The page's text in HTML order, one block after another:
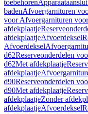
toebehoren
badenAfvoergarnituren
voor Afvoergarnituren
afdekplaatje
afdekplaatjeAfvoerdeksel
Afvoerdeksel
d62Reserveonderdelen
d62Met afdekplaatje
afdekplaatje
d90Reserveonderdelen
d90Met afdekplaatje
afdekplaatjeZonder
afdekplaatjeAfvoerdeksel